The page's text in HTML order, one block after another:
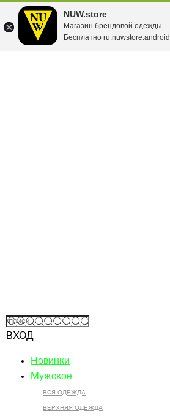
NUW.store
Магазин брендовой одежды
Бесплатно ru.nuwstore.android
ВХОД
Новинки
Мужское
ВСЯ ОДЕЖДА
ВЕРХНЯЯ ОДЕЖДА